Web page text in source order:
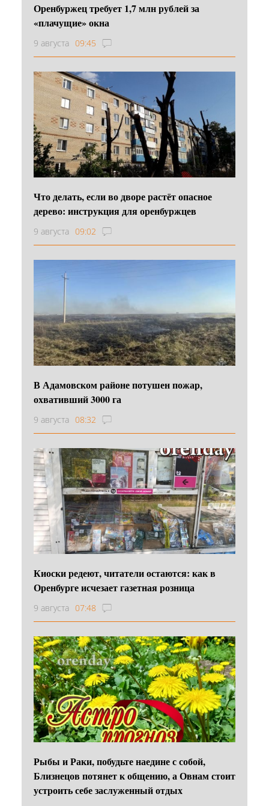
Оренбуржец требует 1,7 млн рублей за
«плачущие» окна
9 августа 09:45
Что делать, если во дворе растёт опасное
дерево: инструкция для оренбуржцев
9 августа 09:02
В Адамовском районе потушен пожар,
охвативший 3000 га
9 августа 08:32
Киоски редеют, читатели остаются: как в
Оренбурге исчезает газетная розница
9 августа 07:48
Рыбы и Раки, побудьте наедине с собой,
Близнецов потянет к общению, а Овнам стоит
устроить себе заслуженный отдых